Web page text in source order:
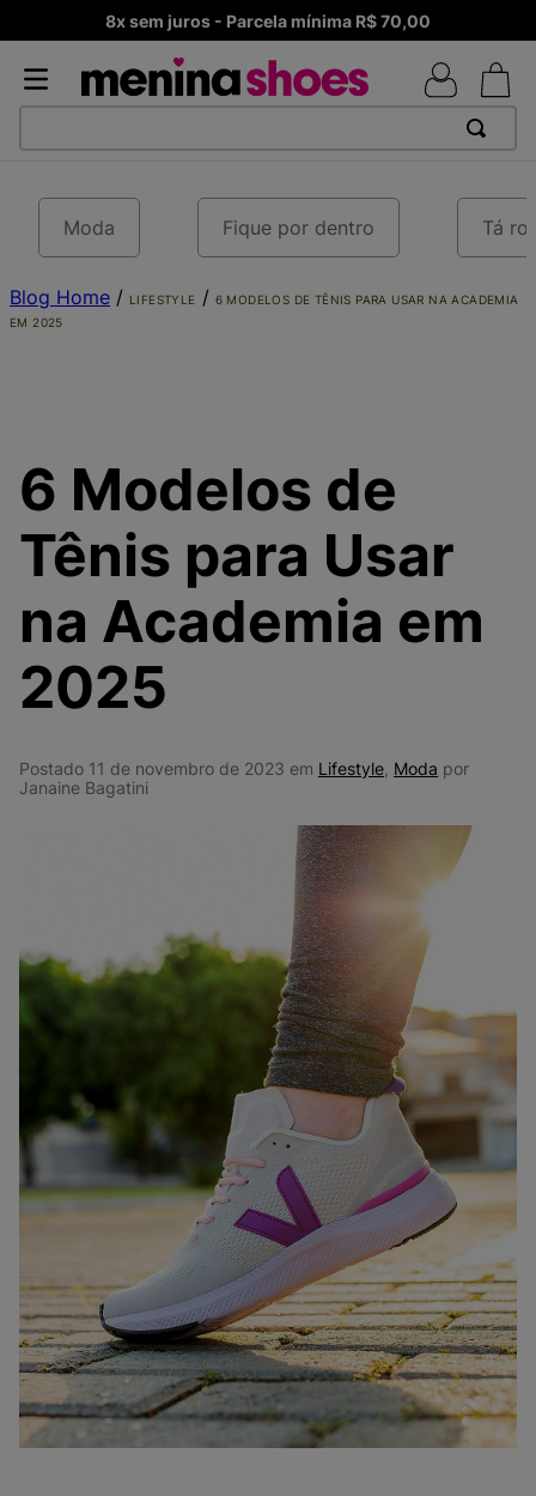
Frete Grátis – Acima de R$ 99,90 Brasil
Moda Fique por dentro Tá
Blog Home / LIFESTYLE / 6 MODELOS DE TÊNIS PARA USAR NA ACADEMIA
EM 2025
6 Modelos de
Tênis para Usar
na Academia em
2025
Postado 11 de novembro de 2023 em Lifestyle Moda por
Janaine Bagatini
2º
MELISSAS MINI BABY
3
TÊNIS VEJA WHITE
7
MELISSA SLIDE
8º
VANS TÊNIS VANS ULTRARANGE
9º
NEW 530